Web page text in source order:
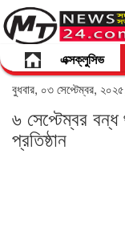
এক্সক্লুসিভ
বুধবার, ০৩ সেপ্টেম্বর,
৬ সেপ্টেম্বর
প্রতিষ্ঠান